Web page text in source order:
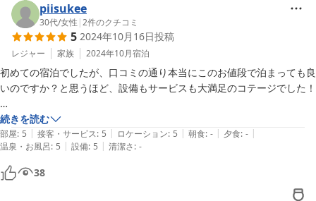
ノトイエでは、出来るだけ身軽にお越しいただけるように、備品類
を取り揃えておりますが、お役に立ててうれしく思います。
自慢の温泉も、ご満喫いただいたようですね。
ノトイエは、全５棟全て愛犬可、それぞれのコテージはデザインや
お楽しみいただけるかと思います。
また、温泉も全て完備です。
次回は、別のコテージのご利用もご検討いただけますと幸いです。
この度は、うれしいコメントをありがとうございました。
piisukee
30代/女性 |2件のクチコミ
5 2024年10月16日投稿
レジャー 家族 2024年10月宿泊
初めての宿泊でしたが、口コミの通り本当にこのお値段で泊まっても良
いのですか？と思うほど、設備もサービスも大満足のコテージでした！
なにより我が家の愛犬は少し怖がりで、普段ホテルなどに泊まると、い
つもと違う環境に怯えてしまうのですが…
ノトイエさんのコテージは落ち着く雰囲気だったのか、珍しく安心して
ぐっすり眠っていました！
続きを読む
部屋: 5 | 接客・サービス: 5 | ロケーション: 5 | 朝食: - | 夕食: - |
温泉・お風呂: 5 | 設備: 5 | 清潔さ: -
38